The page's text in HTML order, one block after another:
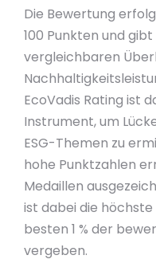
Die Bewertung
100 Punkten und
vergleichbaren
EcoVadis Rating ist
Instrument, um
ESG-Themen zu
hohe Punktzahlen
Medaillen
ist dabei die
besten 1 % der
vergeben.